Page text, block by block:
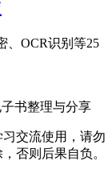
、OCR识别等25
书整理与分享
交流使用，请勿
否则后果自负。